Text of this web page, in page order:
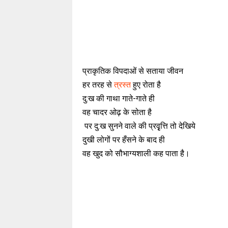
प्राकृतिक विपदाओं से सताया जीवन
हर तरह सेत्रस्तहुए रोता है
दु:ख की गाथा गाते-गाते ही
वह चादर ओढ़ के सोता है
पर दु:ख सुनने वाले की प्रवृृृत्ति तो देखिये
दुखी लोगों पर हँसने के बाद ही
वह खुद को सौभाग्यशाली कह पाता है।